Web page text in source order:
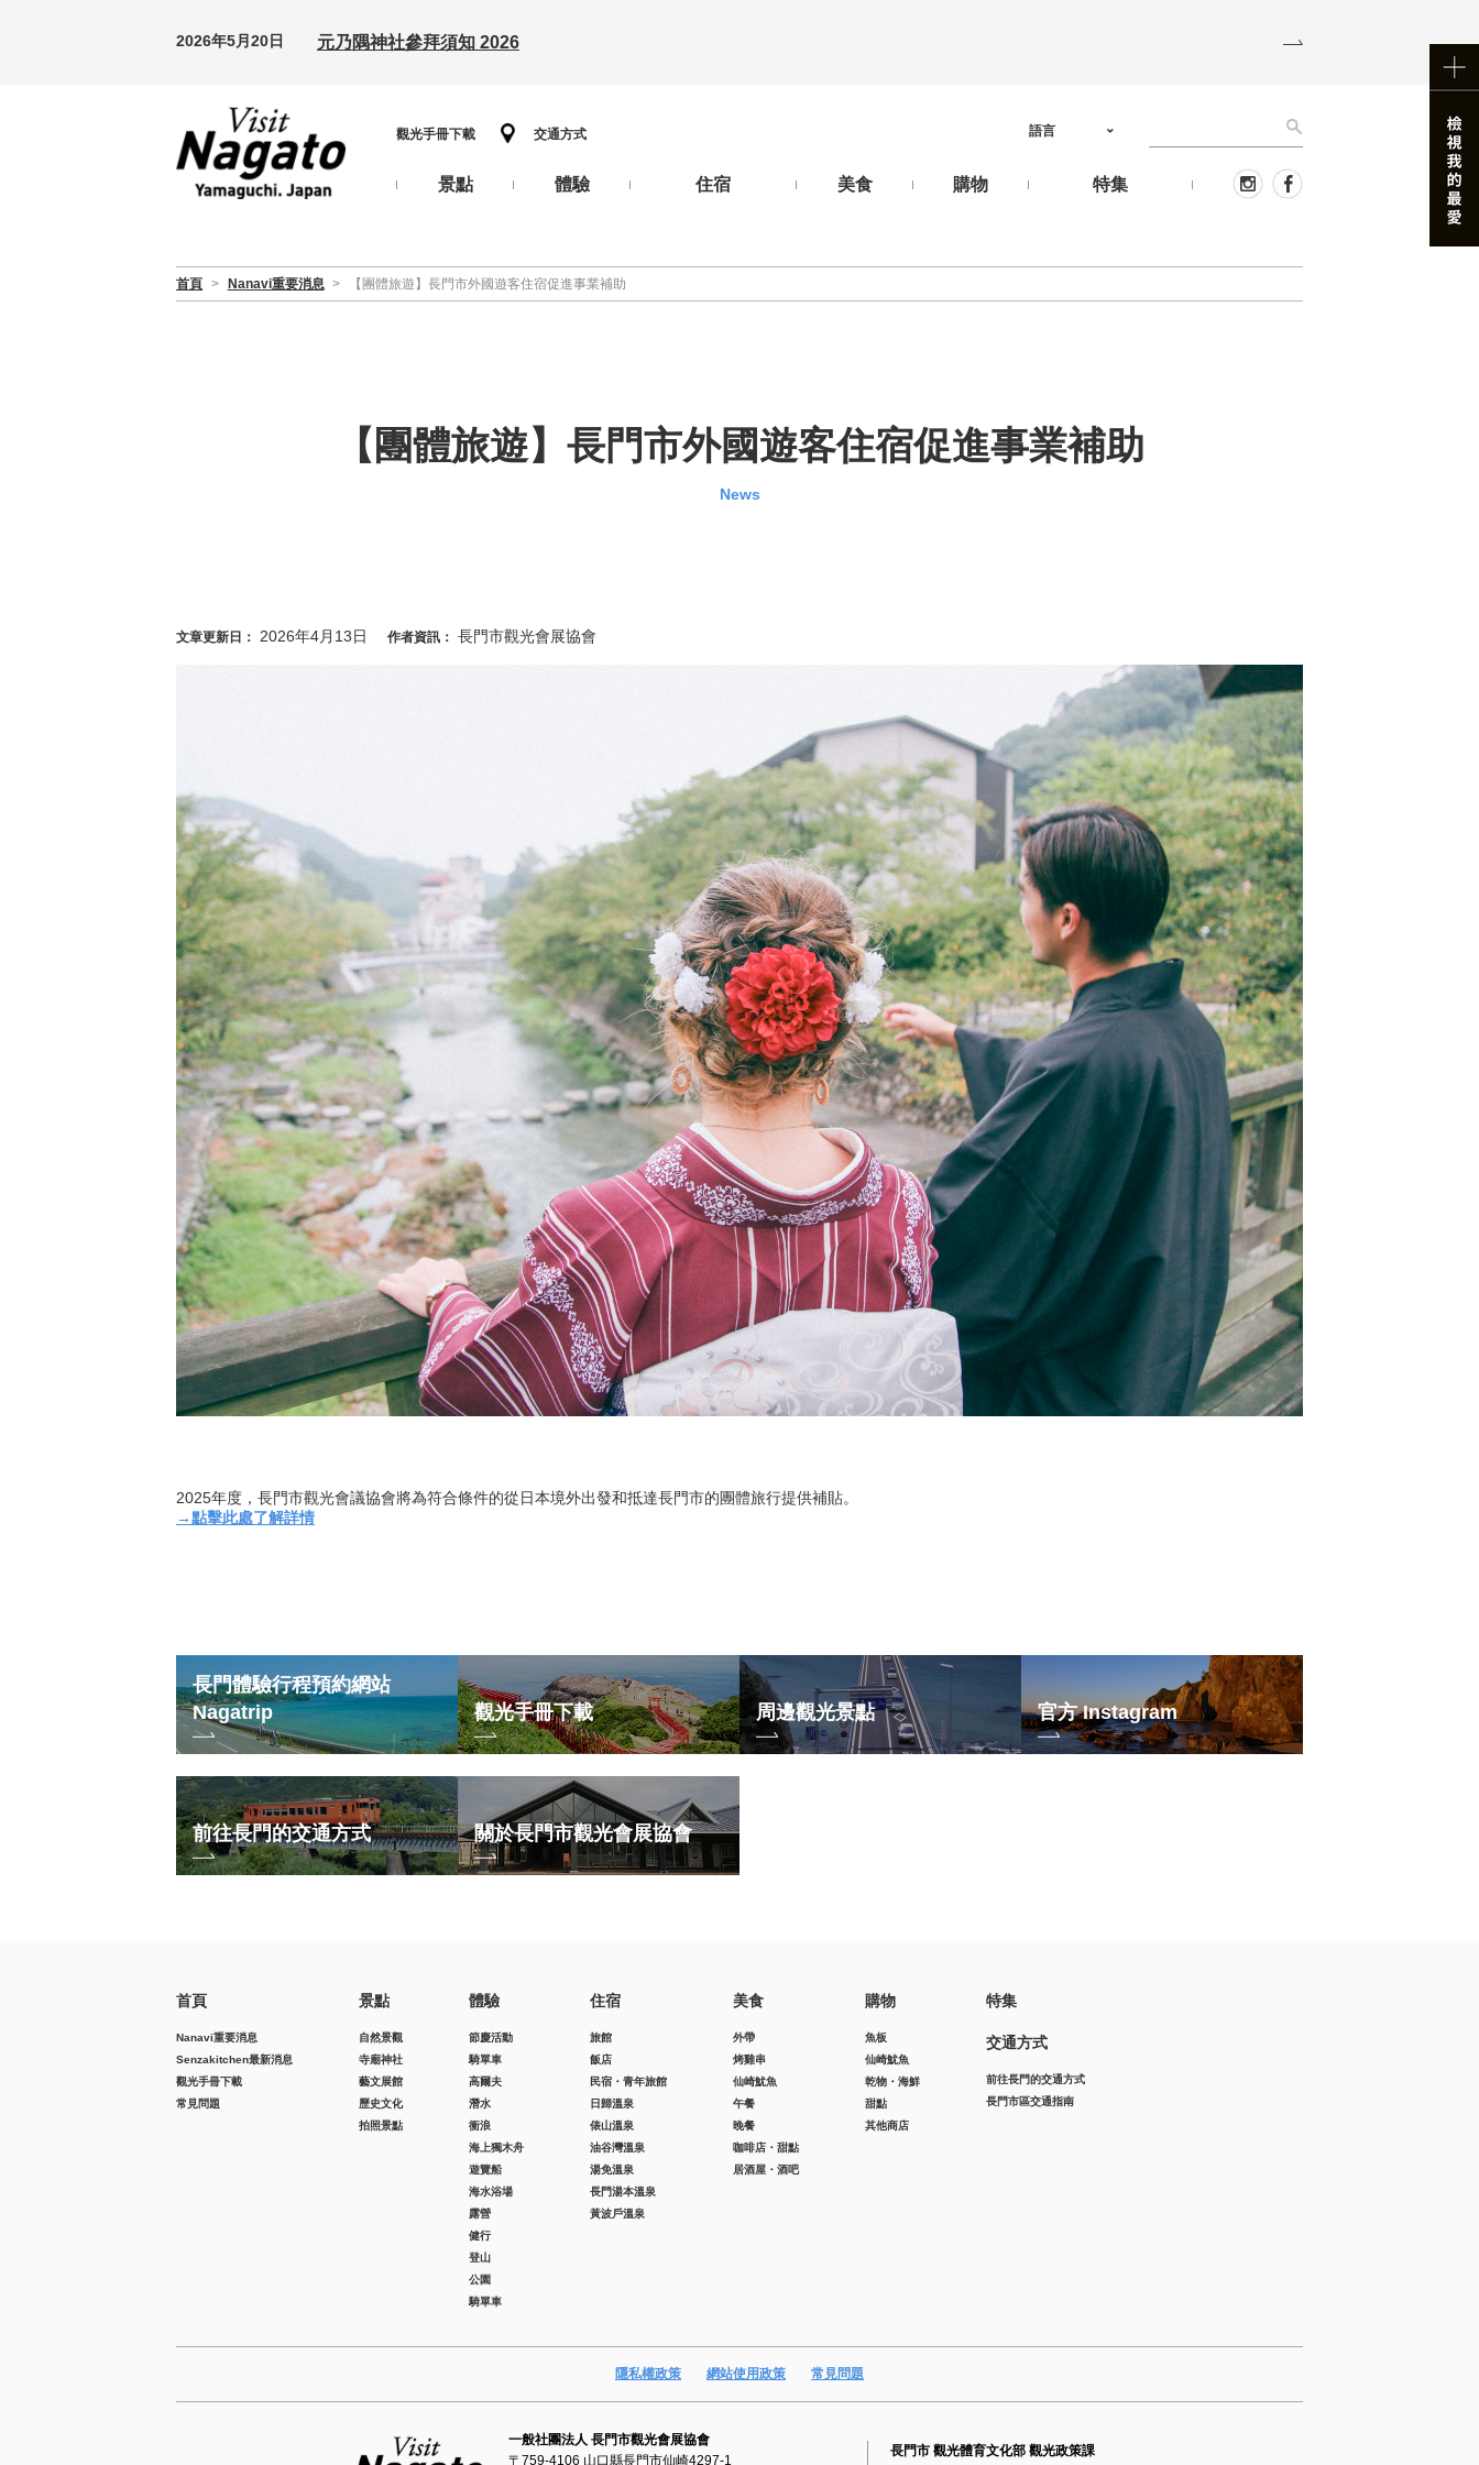
2026年5月20日 元乃隅神社參拜須知 2026
觀光手冊下載 交通方式
景點 體驗 住宿 美食 購物 特集
語言
首頁 > Nanavi重要消息 > 【團體旅遊】長門市外國遊客住宿促進事業補助
【團體旅遊】長門市外國遊客住宿促進事業補助
News
文章更新日： 2026年4月13日 作者資訊： 長門市觀光會展協會
→點擊此處了解詳情
長門體驗行程預約網站
Nagatrip
觀光手冊下載 周邊觀光景點 官方 Instagram
前往長門的交通方式 關於長門市觀光會展協會
首頁
Nanavi重要消息
Senzakitchen最新消息
觀光手冊下載
常見問題
景點
自然景觀
寺廟神社
藝文展館
歷史文化
拍照景點
體驗
節慶活動
騎單車
高爾夫
潛水
衝浪
海上獨木舟
遊覽船
海水浴場
露營
健行
登山
公園
騎單車
住宿
旅館
飯店
民宿・青年旅館
日歸溫泉
俵山溫泉
油谷灣溫泉
湯免溫泉
長門湯本溫泉
黃波戶溫泉
美食
外帶
烤雞串
仙崎魷魚
午餐
晚餐
咖啡店・甜點
居酒屋・酒吧
購物
魚板
仙崎魷魚
乾物・海鮮
甜點
其他商店
特集
交通方式
前往長門的交通方式
長門市區交通指南
隱私權政策 網站使用政策 常見問題
一般社團法人 長門市觀光會展協會
〒759-4106 山口縣長門市仙崎4297-1
長門市 觀光體育文化部 觀光政策課